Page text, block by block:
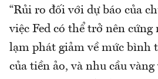
“Rủi ro đối với dự báo của
việc Fed có thể trở nên
lạm phát giảm về mức bình
của tiền ảo, và nhu cầu